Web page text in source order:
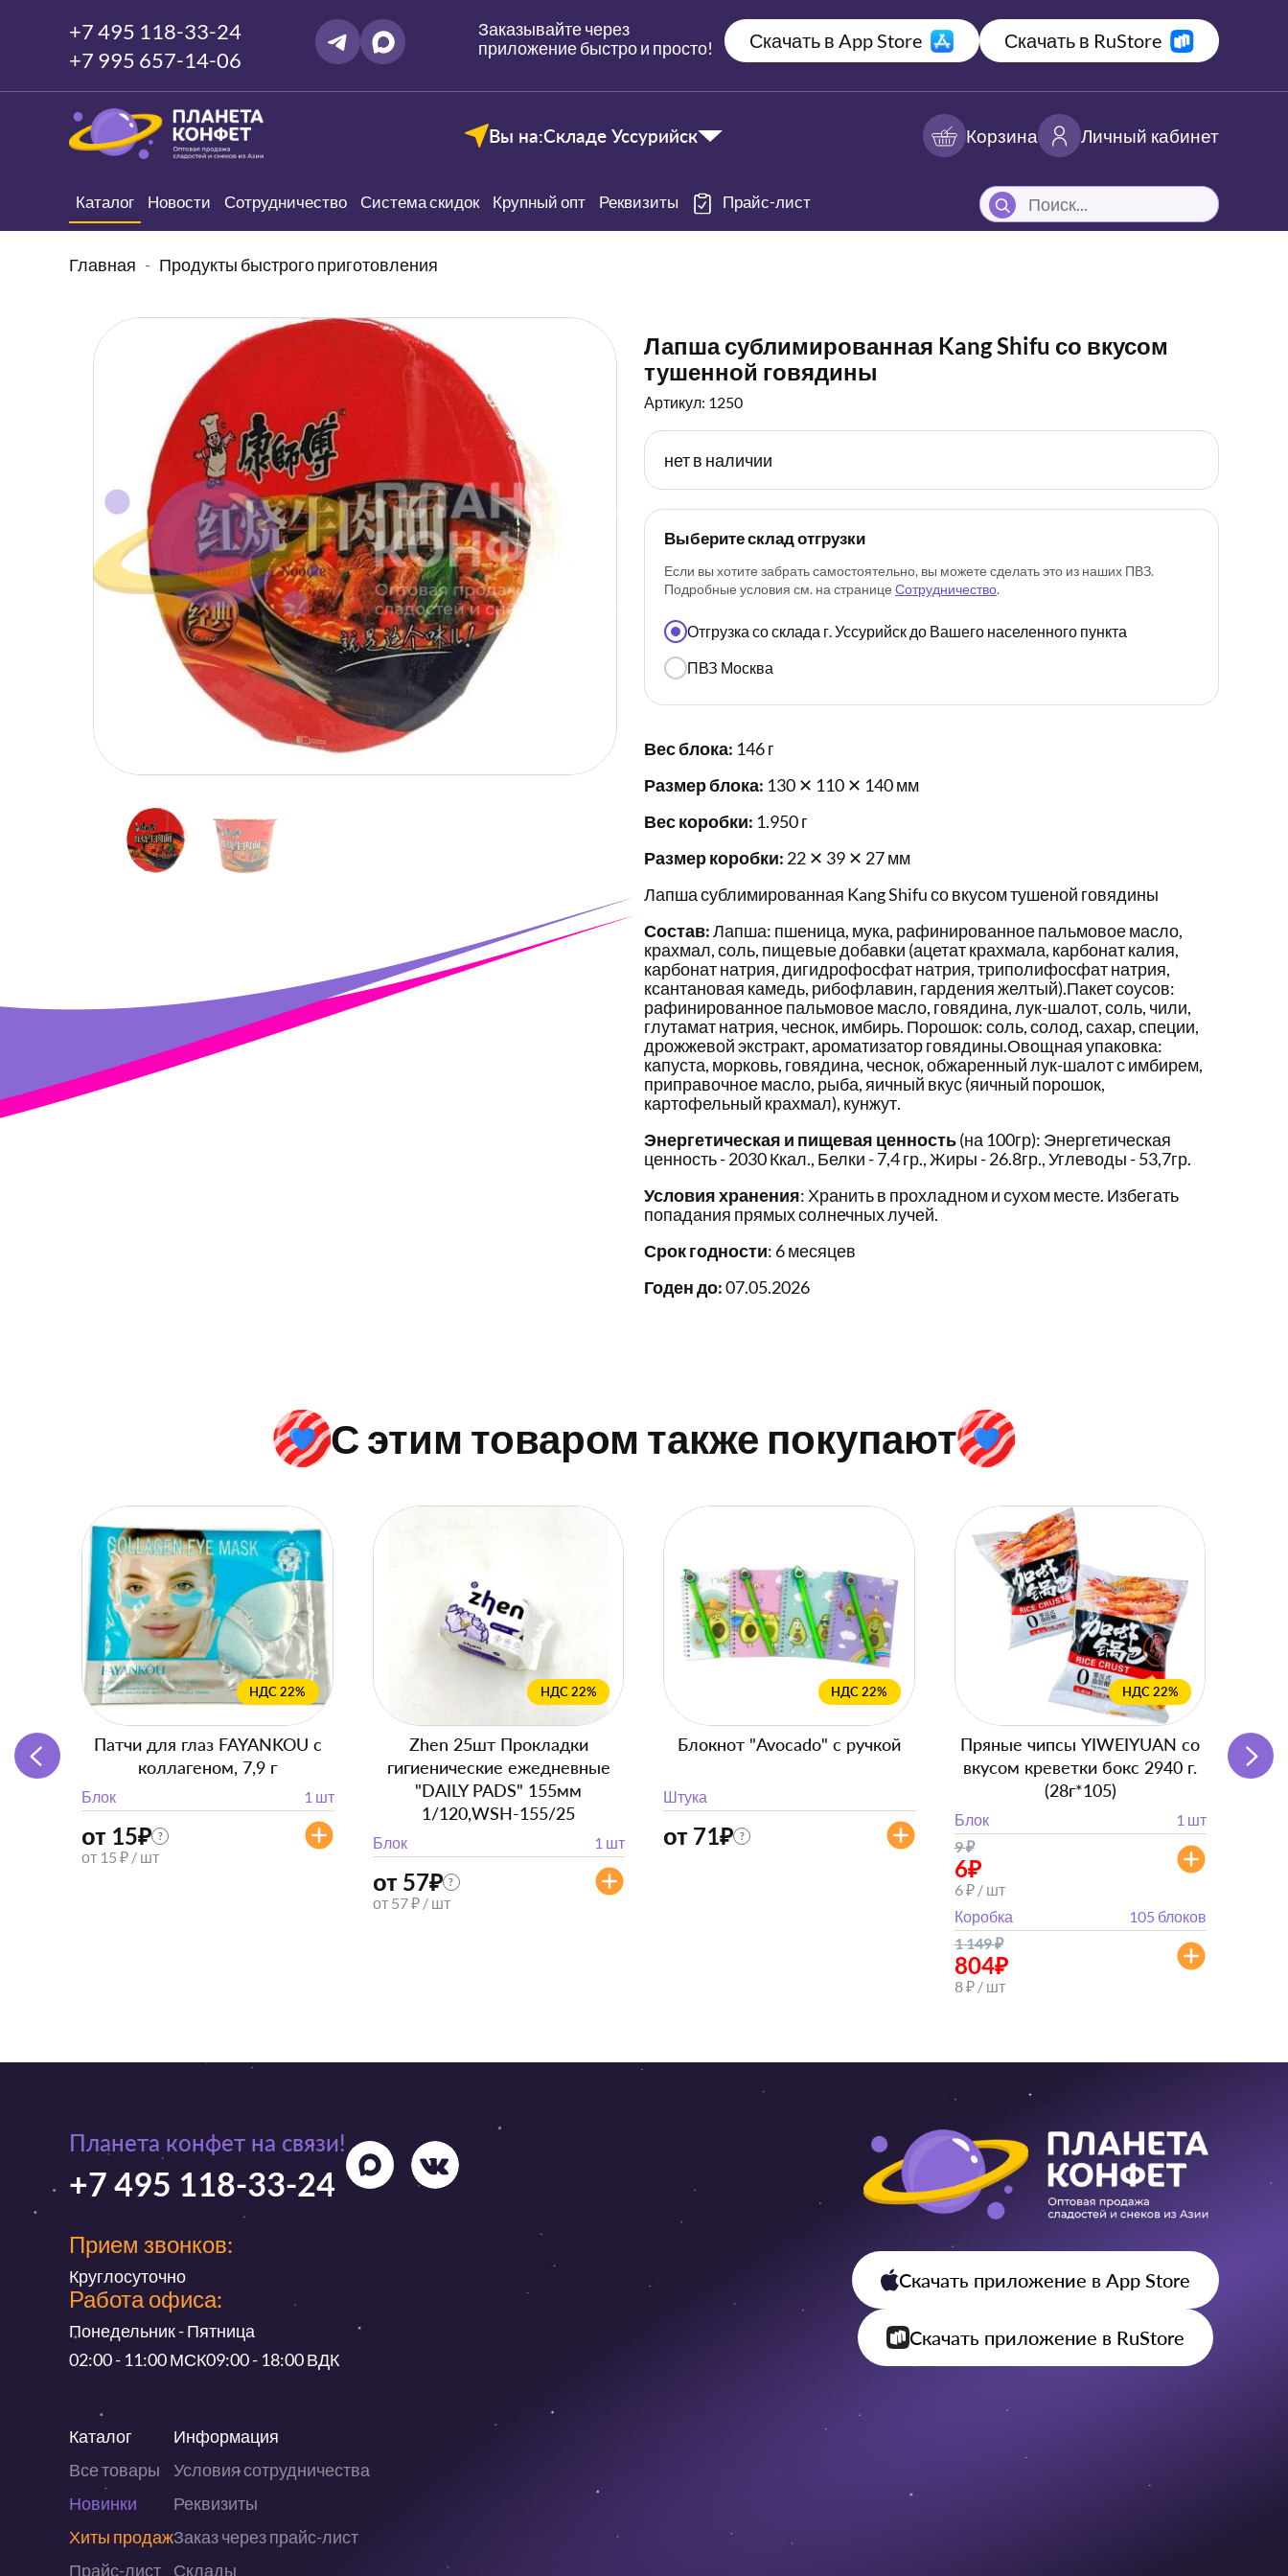
+7 495 118-33-24
+7 995 657-14-06
Заказывайте через
приложение быстро и просто!
Скачать в App Store Скачать в RuStore
Вы на:Складе Уссурийск Корзина Личный кабинет
Каталог Новости Сотрудничество Система скидок Крупный опт Реквизиты Прайс-лист
Главная Продукты быстрого приготовления
Лапша сублимированная Kang Shifu со вкусом
тушенной говядины
Артикул: 1250
нет в наличии
Выберите склад отгрузки
Если вы хотите забрать самостоятельно, вы можете сделать это из наших ПВЗ.
Подробные условия см. на странице Сотрудничество.
Отгрузка со склада г. Уссурийск до Вашего населенного пункта
ПВЗ Москва
Вес блока: 146 г
Размер блока: 130 ✕ 110 ✕ 140 мм
Вес коробки: 1.950 г
Размер коробки: 22 ✕ 39 ✕ 27 мм
Лапша сублимированная Kang Shifu со вкусом тушеной говядины
Состав:Лапша: пшеница, мука, рафинированное пальмовое масло,
крахмал, соль, пищевые добавки (ацетат крахмала, карбонат калия,
карбонат натрия, дигидрофосфат натрия, триполифосфат натрия,
ксантановая камедь, рибофлавин, гардения желтый).Пакет соусов:
рафинированное пальмовое масло, говядина, лук-шалот, соль, чили,
глутамат натрия, чеснок, имбирь. Порошок: соль, солод, сахар, специи,
дрожжевой экстракт, ароматизатор говядины.Овощная упаковка:
капуста, морковь, говядина, чеснок, обжаренный лук-шалот с имбирем,
приправочное масло, рыба, яичный вкус (яичный порошок,
картофельный крахмал), кунжут.
Энергетическая и пищевая ценность(на 100гр): Энергетическая
ценность - 2030 Ккал., Белки - 7,4 гр., Жиры - 26.8гр., Углеводы - 53,7гр.
Условия хранения: Хранить в прохладном и сухом месте. Избегать
попадания прямых солнечных лучей.
Срок годности: 6 месяцев
Годен до:07.05.2026
С этим товаром также покупают
НДС 22%
Патчи для глаз FAYANKOU с
коллагеном, 7,9 г
Блок 1 шт
от 15₽ ?
от 15 ₽ / шт
НДС 22%
Zhen 25шт Прокладки
гигиенические ежедневные
"DAILY PADS" 155мм
1/120,WSH-155/25
Блок 1 шт
от 57₽ ?
от 57 ₽ / шт
НДС 22%
Блокнот "Avocado" с ручкой
Штука
от 71₽ ?
НДС 22%
Пряные чипсы YIWEIYUAN со
вкусом креветки бокс 2940 г.
(28г*105)
Блок
1 шт
9₽
6₽
6 ₽ / шт
Коробка
105 блоков
1 149₽
804₽
8 ₽ / шт
Планета конфет на связи!
+7 495 118-33-24
Прием звонков:
Круглосуточно
Работа офиса:
Понедельник - Пятница
02:00 - 11:00 МСК09:00 - 18:00 ВДК
Каталог
Все товары
Новинки
Хиты продаж
Прайс-лист
Информация
Условия сотрудничества
Реквизиты
Заказ через прайс-лист
Склады
Скачать приложение в App Store
Скачать приложение в RuStore